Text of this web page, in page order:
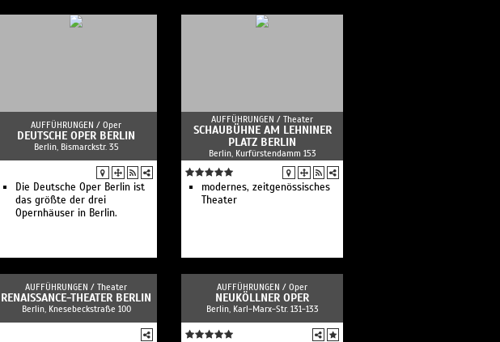
AUFFÜHRUNGEN / Oper
DEUTSCHE OPER BERLIN
Berlin, Bismarckstr. 35
Die Deutsche Oper Berlin ist
das größte der drei
Opernhäuser in Berlin.
AUFFÜHRUNGEN / Theater
SCHAUBÜHNE AM LEHNINER
PLATZ BERLIN
Berlin, Kurfürstendamm 153
modernes, zeitgenössisches
Theater
AUFFÜHRUNGEN / Theater
RENAISSANCE-THEATER BERLIN
Berlin, Knesebeckstraße 100
AUFFÜHRUNGEN / Oper
NEUKÖLLNER OPER
Berlin, Karl-Marx-Str. 131-133